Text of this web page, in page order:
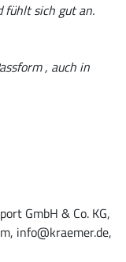
fühlt sich gut an.
, auch in
GmbH & Co. KG,
info@kraemer.de,